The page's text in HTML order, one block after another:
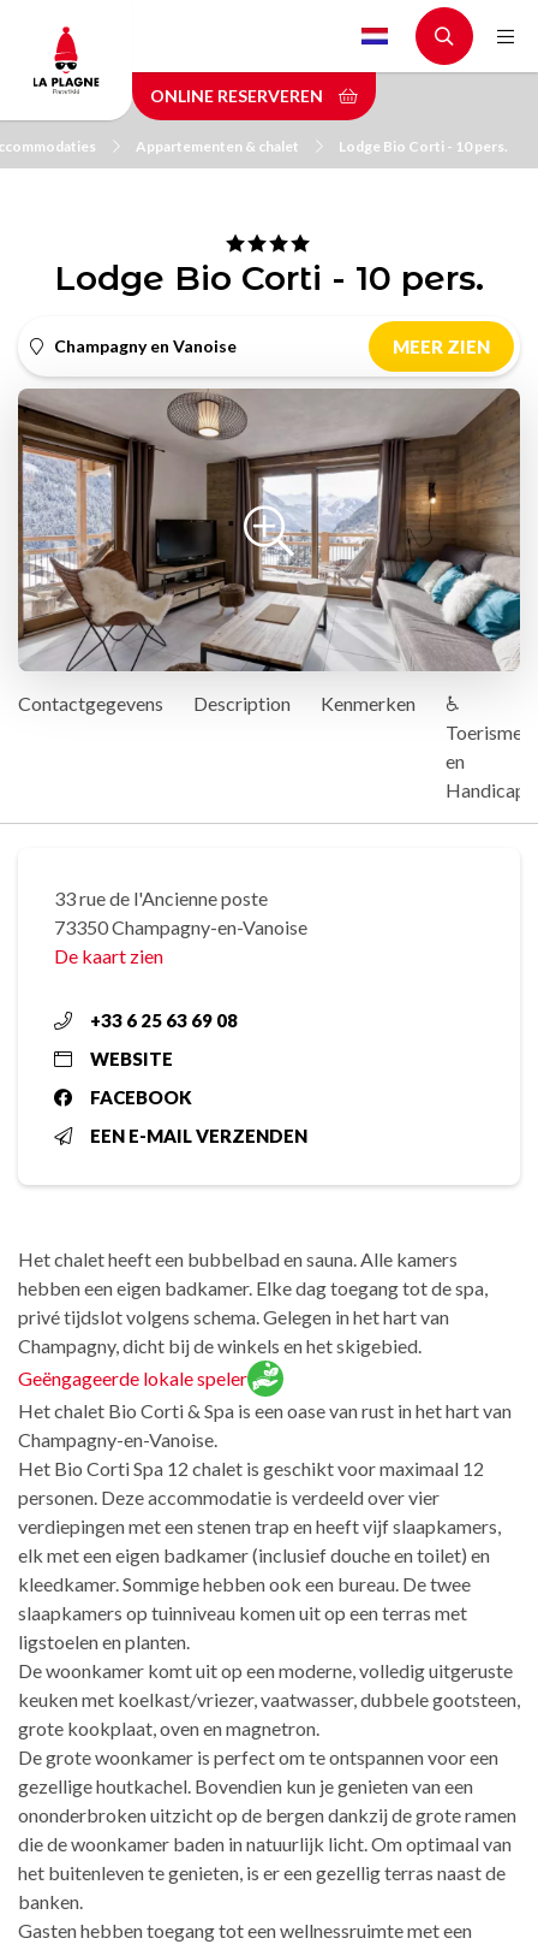
main
content
ONLINE RESERVEREN
Appartementen & chalet Lodge Bio Corti - 10 pers.
Lodge Bio Corti - 10 pers.
Champagny en Vanoise MEER ZIEN
Contactgegevens Description Kenmerken
♿
Toerisme
en
Handicap
33 rue de l'Ancienne poste
73350 Champagny-en-Vanoise
De kaart zien
+33 6 25 63 69 08
WEBSITE
FACEBOOK
EEN E-MAIL VERZENDEN
Het chalet heeft een bubbelbad en sauna. Alle kamers
hebben een eigen badkamer. Elke dag toegang tot de spa,
privé tijdslot volgens schema. Gelegen in het hart van
Champagny, dicht bij de winkels en het skigebied.
Geëngageerde lokale speler
Het chalet Bio Corti & Spa is een oase van rust in het hart van
Champagny-en-Vanoise.
Het Bio Corti Spa 12 chalet is geschikt voor maximaal 12
personen. Deze accommodatie is verdeeld over vier
verdiepingen met een stenen trap en heeft vijf slaapkamers,
elk met een eigen badkamer (inclusief douche en toilet) en
kleedkamer. Sommige hebben ook een bureau. De twee
slaapkamers op tuinniveau komen uit op een terras met
ligstoelen en planten.
De woonkamer komt uit op een moderne, volledig uitgeruste
keuken met koelkast/vriezer, vaatwasser, dubbele gootsteen,
grote kookplaat, oven en magnetron.
De grote woonkamer is perfect om te ontspannen voor een
gezellige houtkachel. Bovendien kun je genieten van een
ononderbroken uitzicht op de bergen dankzij de grote ramen
die de woonkamer baden in natuurlijk licht. Om optimaal van
het buitenleven te genieten, is er een gezellig terras naast de
banken.
Gasten hebben toegang tot een wellnessruimte met een